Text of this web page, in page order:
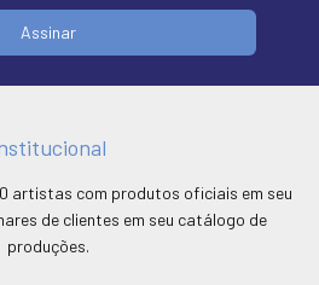
artistas com produtos oficiais em seu
de clientes em seu catálogo de
produções.